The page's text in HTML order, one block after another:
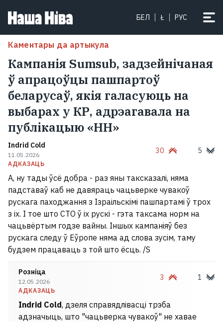
БЕЛ Ł РУС
Каментары да артыкула
Кампанія Sumsub, задзейнічаная
ў апрацоўцы пашпартоў
беларусаў, якія галасуюць на
выбарах у КР, адрэагавала на
публікацыю «НН»
Indrid Cold
11.05.2026
АДКАЗАЦЬ
30 5
А, ну тады ўсё добра - раз яны таксказалі, няма
падставаў каб не давяраць чацьверке чувакоў
рускага паходжання з Ізраільскімі пашпартамі ў трох
з іх. І тое што СТО ў іх рускі - гэта таксама норм на
чацьвёртым годзе вайны. Іншых кампаніяў без
рускага следу ў Еўропе няма ад слова зусім, таму
будзем працаваць з той што ёсць. /S
Розніца
12.05.2026
АДКАЗАЦЬ
3 1
Indrid Cold, дзеля справядлівасці трэба
адзначыць, што "чацьверка чувакоў" не хавае